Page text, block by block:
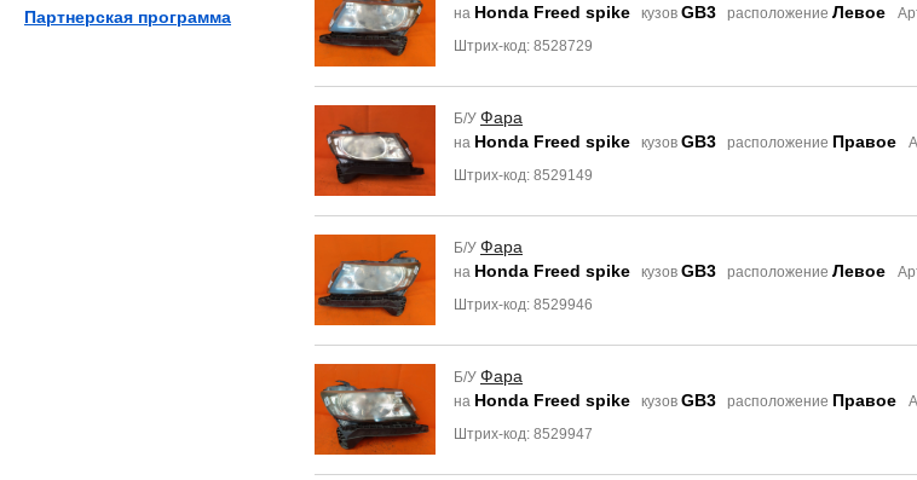
на Honda Freed spike кузов GB3 расположение Левое
Штрих-код: 8528729
Б/У Фара
на Honda Freed spike кузов GB3 расположение Правое
Штрих-код: 8529149
Б/У Фара
на Honda Freed spike кузов GB3 расположение Левое
Штрих-код: 8529946
Б/У Фара
на Honda Freed spike кузов GB3 расположение Правое
Штрих-код: 8529947
Партнерская программа